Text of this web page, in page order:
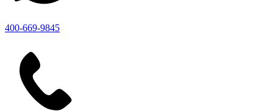
400-669-9845